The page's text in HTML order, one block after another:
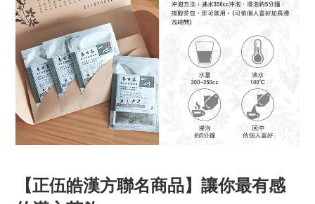
【正伍皓漢方聯名商品】讓你最有感